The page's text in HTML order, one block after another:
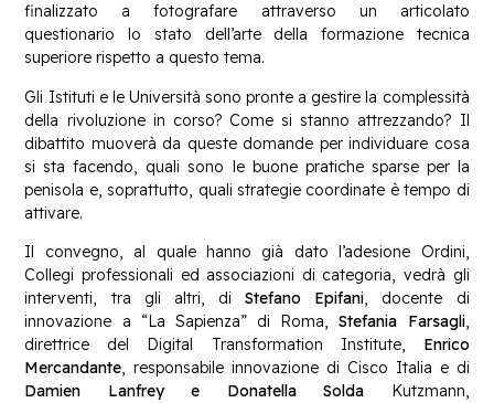
finalizzato a fotografare attraverso un articolato
questionario lo stato dell’arte della formazione tecnica
superiore rispetto a questo tema.
Gli Istituti e le Università sono pronte a gestire la complessità
della rivoluzione in corso? Come si stanno attrezzando? Il
dibattito muoverà da queste domande per individuare cosa
si sta facendo, quali sono le buone pratiche sparse per la
penisola e, soprattutto, quali strategie coordinate è tempo di
attivare.
Il convegno, al quale hanno già dato l’adesione Ordini,
Collegi professionali ed associazioni di categoria, vedrà gli
interventi, tra gli altri, diStefano Epifani, docente di
innovazione a “La Sapienza” di Roma,Stefania Farsagli,
direttrice del Digital Transformation Institute, Enrico
Mercandante, responsabile innovazione di Cisco Italia e di
Damien Lanfrey e Donatella Solda Kutzmann,